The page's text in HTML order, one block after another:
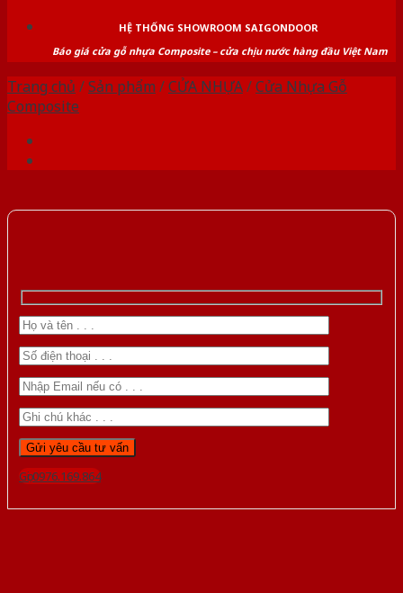
HỆ THỐNG SHOWROOM SAIGONDOOR
Báo giá cửa gỗ nhựa Composite – cửa chịu nước hàng đầu Việt Nam
Trang chủ /Sản phẩm /CỬA NHỰA/Cửa Nhựa Gỗ
Composite
Gọi 0976.169.864